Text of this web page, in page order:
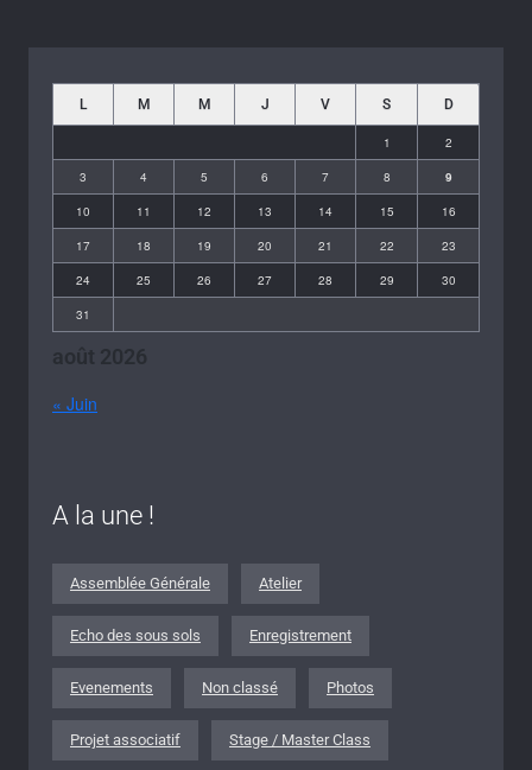
août 2026
L M M J V S D
1 2
3 4 5 6 7 8 9
10 11 12 13 14 15 16
17 18 19 20 21 22 23
24 25 26 27 28 29 30
31
« Juin
A la une !
Assemblée Générale Atelier
Echo des sous sols Enregistrement
Evenements Non classé Photos
Projet associatif Stage / Master Class